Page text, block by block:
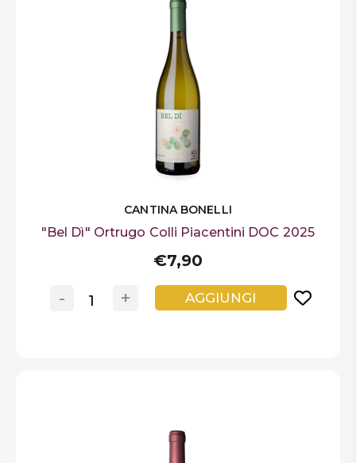
CANTINA BONELLI
"Bel Dì" Ortrugo Colli Piacentini DOC 2025
€7,90
+
- AGGIUNGI